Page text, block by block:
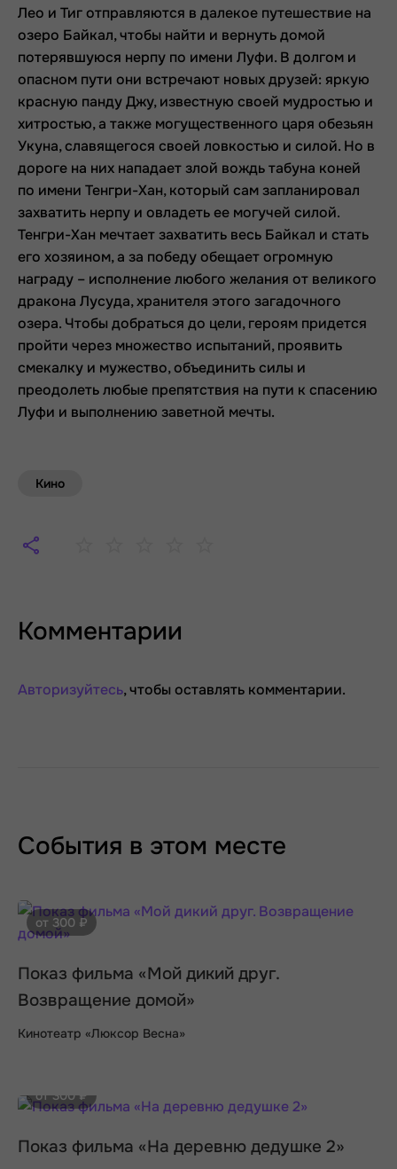
Лео и Тиг отправляются в далекое путешествие на
озеро Байкал, чтобы найти и вернуть домой
потерявшуюся нерпу по имени Луфи. В долгом и
опасном пути они встречают новых друзей: яркую
красную панду Джу, известную своей мудростью и
хитростью, а также могущественного царя обезьян
Укуна, славящегося своей ловкостью и силой. Но в
дороге на них нападает злой вождь табуна коней
по имени Тенгри-Хан, который сам запланировал
захватить нерпу и овладеть ее могучей силой.
Тенгри-Хан мечтает захватить весь Байкал и стать
его хозяином, а за победу обещает огромную
награду – исполнение любого желания от великого
дракона Лусуда, хранителя этого загадочного
озера. Чтобы добраться до цели, героям придется
пройти через множество испытаний, проявить
смекалку и мужество, объединить силы и
преодолеть любые препятствия на пути к спасению
Луфи и выполнению заветной мечты.
Кино
Комментарии
Авторизуйтесь, чтобы оставлять комментарии.
События в этом месте
от 300 ₽
Показ фильма «Мой дикий друг.
Возвращение домой»
Кинотеатр «Люксор Весна»
от 300 ₽
Показ фильма «На деревню дедушке 2»